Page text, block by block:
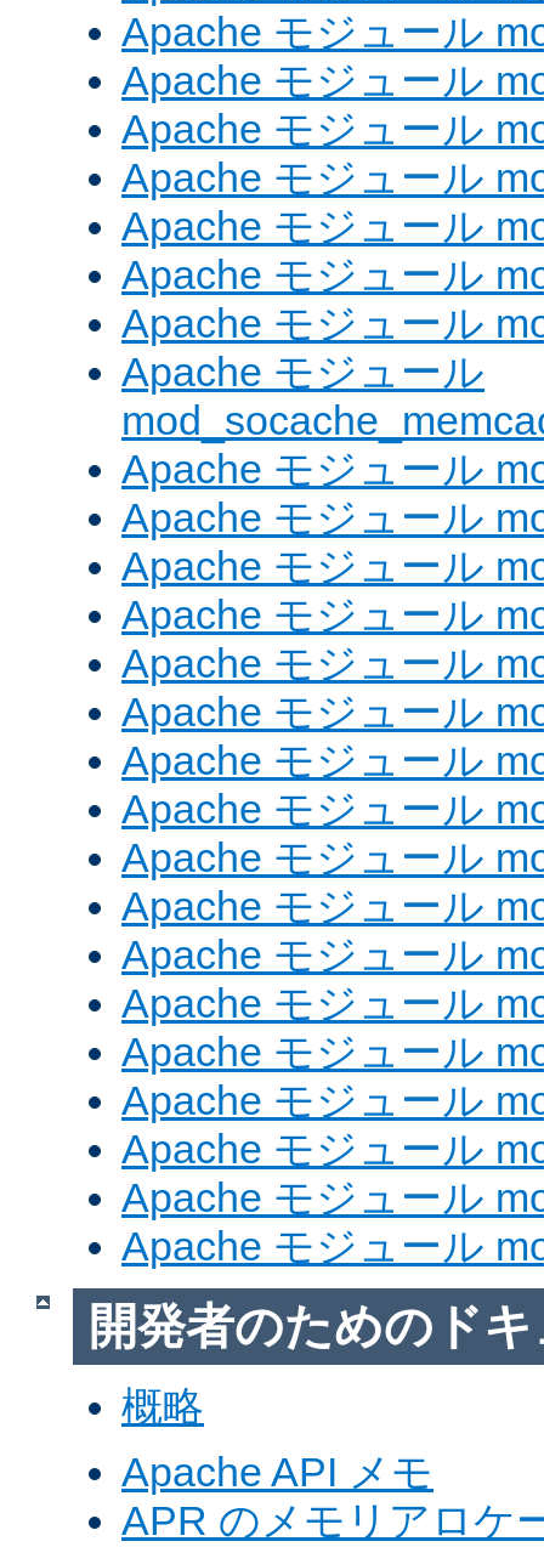
Apache モジュール
Apache モジュール
Apache モジュール
Apache モジュール
Apache モジュール
Apache モジュール
Apache モジュール
Apache モジュール
Apache モジュール
Apache モジュール
Apache モジュール
Apache モジュール
Apache モジュール
Apache モジュール
Apache モジュール
Apache モジュール
Apache モジュール
Apache モジュール
Apache モジュール
Apache モジュール
Apache モジュール
Apache モジュール
Apache モジュール
Apache モジュール
Apache モジュール
開発者のためのド
概略
Apache API メモ
APR のメモリアロケ